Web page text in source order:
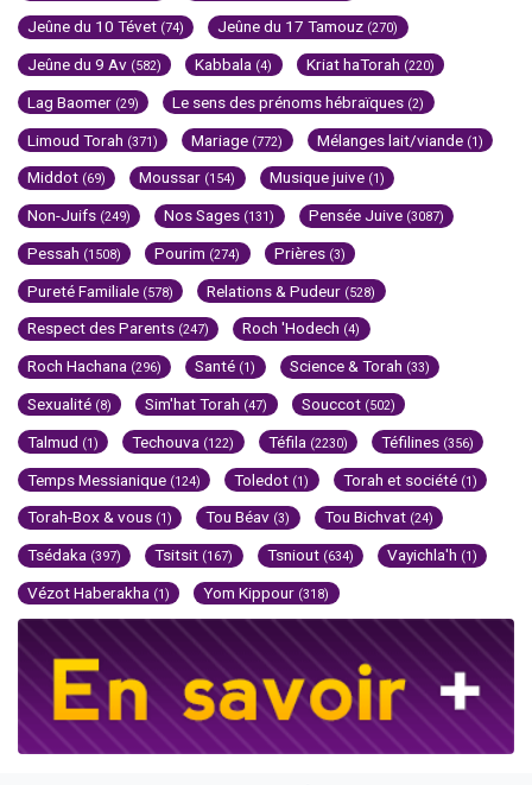
Jeûne du 10 Tévet (74) Jeûne du 17 Tamouz (270)
Jeûne du 9 Av (582) Kabbala (4) Kriat haTorah (220)
Lag Baomer (29) Le sens des prénoms hébraïques (2)
Limoud Torah (371) Mariage (772) Mélanges lait/viande (1)
Middot (69) Moussar (154) Musique juive (1)
Non-Juifs (249) Nos Sages (131) Pensée Juive (3087)
Pessah (1508) Pourim (274) Prières (3)
Pureté Familiale (578) Relations & Pudeur (528)
Respect des Parents (247) Roch 'Hodech (4)
Roch Hachana (296) Santé (1) Science & Torah (33)
Sexualité (8) Sim'hat Torah (47) Souccot (502)
Talmud (1) Techouva (122) Téfila (2230) Téfilines (356)
Temps Messianique (124) Toledot (1) Torah et société (1)
Torah-Box & vous (1) Tou Béav (3) Tou Bichvat (24)
Tsédaka (397) Tsitsit (167) Tsniout (634) Vayichla'h (1)
Vézot Haberakha (1) Yom Kippour (318)